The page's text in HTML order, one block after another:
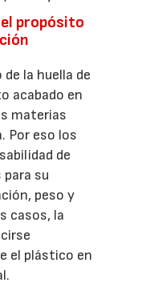
propósito
la huella de
acabado en
materias
Por eso los
de
su
peso y
casos, la
el plástico en